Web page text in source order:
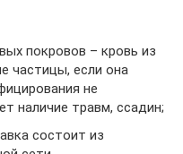
покровов – кровь из
частицы, если она
не
наличие травм, ссадин;
состоит из